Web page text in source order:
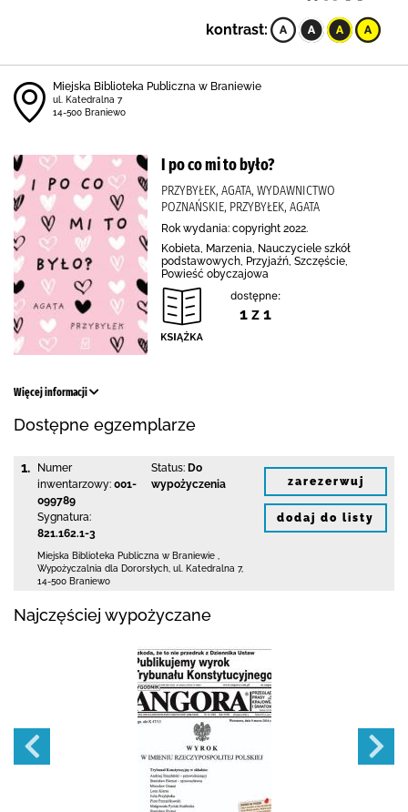
kontrast:
Miejska Biblioteka Publiczna w Braniewie
ul. Katedralna 7
14-500 Braniewo
I po co mi to było?
PRZYBYŁEK, AGATA, WYDAWNICTWO
POZNAŃSKIE, PRZYBYŁEK, AGATA
Rok wydania: copyright 2022.
Kobieta, Marzenia, Nauczyciele szkół
podstawowych, Przyjaźń, Szczęście,
Powieść obyczajowa
dostępne:
1 z 1
Więcej informacji
Dostępne egzemplarze
1.
Numer
inwentarzowy: 001-
099789
Sygnatura:
821.162.1-3
Status: Do
wypożyczenia
Miejska Biblioteka Publiczna w Braniewie
Wypożyczalnia dla Dororsłych, ul. Katedralna 7,
14-500 Braniewo
zarezerwuj
dodaj do listy
Najczęściej wypożyczane